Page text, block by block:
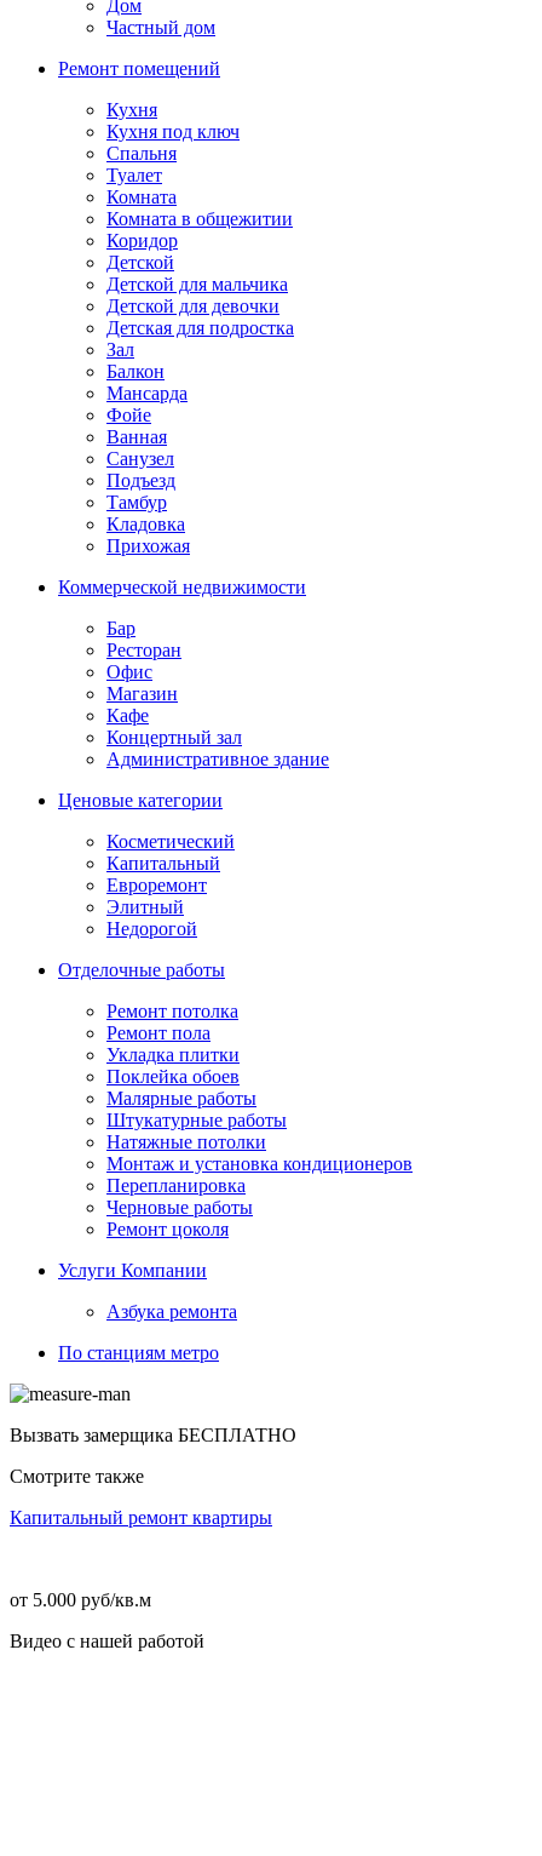
Дом
Частный дом
Ремонт помещений
Кухня
Кухня под ключ
Спальня
Туалет
Комната
Комната в общежитии
Коридор
Детской
Детской для мальчика
Детской для девочки
Детская для подростка
Зал
Балкон
Мансарда
Фойе
Ванная
Санузел
Подъезд
Тамбур
Кладовка
Прихожая
Коммерческой недвижимости
Бар
Ресторан
Офис
Магазин
Кафе
Концертный зал
Административное здание
Ценовые категории
Косметический
Капитальный
Евроремонт
Элитный
Недорогой
Отделочные работы
Ремонт потолка
Ремонт пола
Укладка плитки
Поклейка обоев
Малярные работы
Штукатурные работы
Натяжные потолки
Монтаж и установка кондиционеров
Перепланировка
Черновые работы
Ремонт цоколя
Услуги Компании
Азбука ремонта
По станциям метро
Вызвать замерщика БЕСПЛАТНО
Смотрите также
Капитальный ремонт квартиры
от 5.000 руб/кв.м
Видео с нашей работой